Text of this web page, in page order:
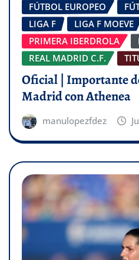
FÚTBOL EUROPEO
LIGA F
LIGA F MOEVE
PRIMERA IBERDROLA
REAL MADRID C.F.
Oficial | Importante
Madrid con Athenea
manulopezfdez